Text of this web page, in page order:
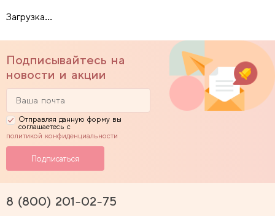
Загрузка...
Подписывайтесь на
новости и акции
Отправляя данную форму вы
соглашаетесь с
политикой конфиденциальности
8 (800) 201-02-75